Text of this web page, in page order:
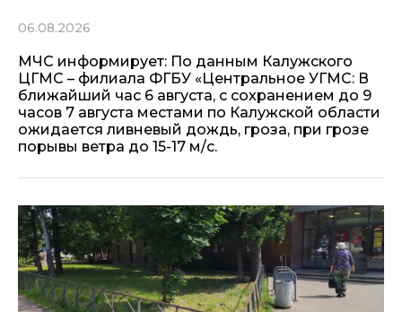
06.08.2026
МЧС информирует: По данным Калужского
ЦГМС – филиала ФГБУ «Центральное УГМС: В
ближайший час 6 августа, с сохранением до 9
часов 7 августа местами по Калужской области
ожидается ливневый дождь, гроза, при грозе
порывы ветра до 15-17 м/с.